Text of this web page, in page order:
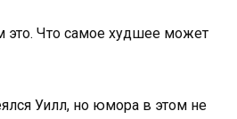
это. Что самое худшее может
Уилл, но юмора в этом не